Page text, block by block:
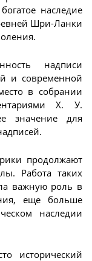
наследие
Шри-Ланки
надписи
и современной
в собрании
Х. У.
значение для
продолжают
Работа таких
важную роль в
еще больше
наследии
исторический